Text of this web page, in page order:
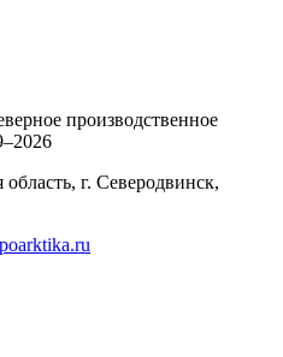
производственное
г. Северодвинск,